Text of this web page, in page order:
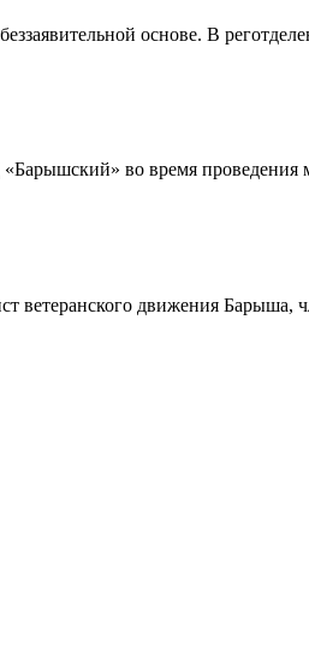
основе. В
во время проведения
ветеранского движения